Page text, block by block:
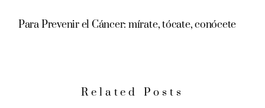
Para Prevenir el Cáncer: mírate, tócate, conócete
Related Posts